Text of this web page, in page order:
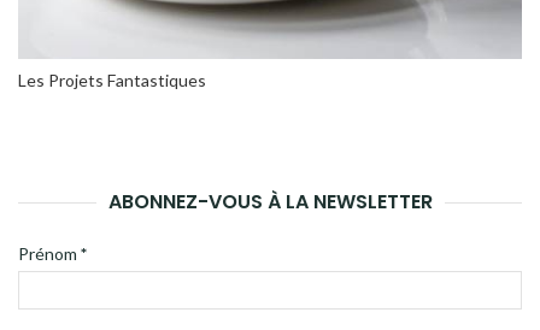
Les Projets Fantastiques
ABONNEZ-VOUS À LA NEWSLETTER
Prénom *